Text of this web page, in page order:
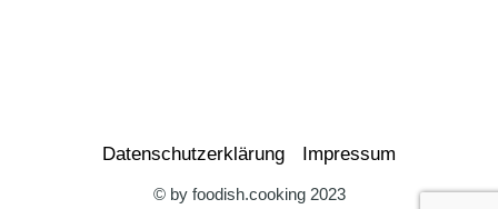
Datenschutzerklärung Impressum
© by foodish.cooking 2023